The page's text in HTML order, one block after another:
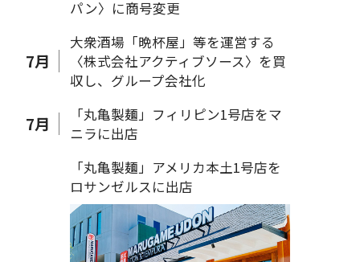
パン〉に商号変更
7月
大衆酒場「晩杯屋」等を運営する
〈株式会社アクティブソース〉を買
収し、グループ会社化
7月
「丸亀製麺」フィリピン1号店をマ
ニラに出店
「丸亀製麺」アメリカ本土1号店を
ロサンゼルスに出店